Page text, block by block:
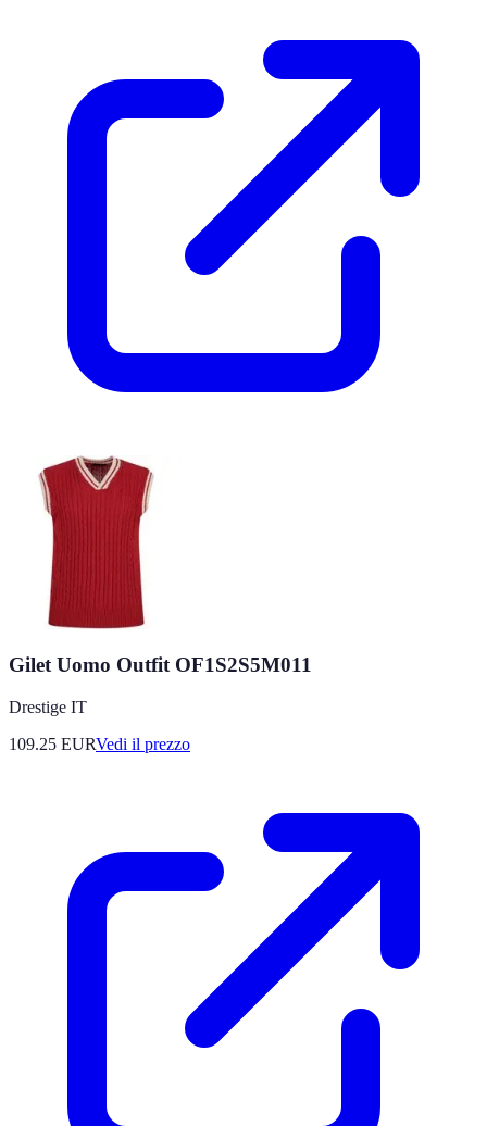
Gilet Uomo Outfit OF1S2S5M011
Drestige IT
109.25 EURVedi il prezzo